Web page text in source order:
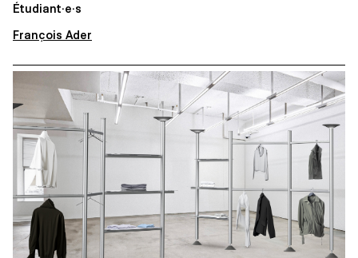
Étudiant·e·s
François Ader